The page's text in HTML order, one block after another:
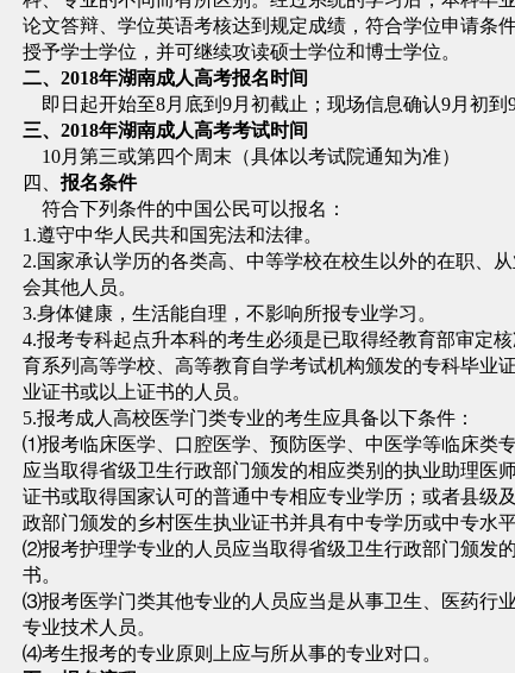
论文答辩、学位英语考核达到规定成绩，符合学位申请条
授予学士学位，并可继续攻读硕士学位和博士学位。
二、 2018年湖南成人高考报名时间
即日起开始至8月底到9月初截止；现场信息确认9月初到9
三、 2018年湖南成人高考考试时间
10月第三或第四个周末（具体以考试院通知为准）
四、 报名条件
符合下列条件的中国公民可以报名：
1.遵守中华人民共和国宪法和法律。
2.国家承认学历的各类高、中等学校在校生以外的在职、
会其他人员。
3.身体健康，生活能自理，不影响所报专业学习。
4.报考专科起点升本科的考生必须是已取得经教育部审定
育系列高等学校、高等教育自学考试机构颁发的专科毕业
业证书或以上证书的人员。
5.报考成人高校医学门类专业的考生应具备以下条件：
⑴报考临床医学、口腔医学、预防医学、中医学等临床类专
应当取得省级卫生行政部门颁发的相应类别的执业助理医
证书或取得国家认可的普通中专相应专业学历；或者县级
政部门颁发的乡村医生执业证书并具有中专学历或中专水平
⑵报考护理学专业的人员应当取得省级卫生行政部门颁发
书。
⑶报考医学门类其他专业的人员应当是从事卫生、医药行
专业技术人员。
⑷考生报考的专业原则上应与所从事的专业对口。